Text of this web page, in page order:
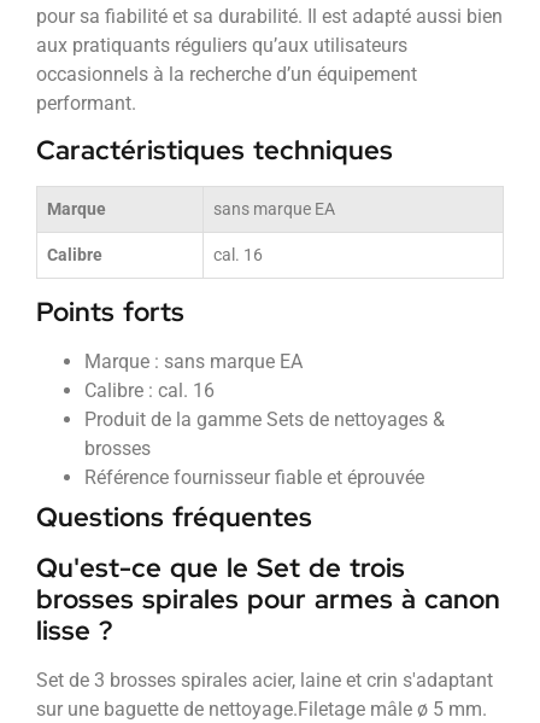
pour sa fiabilité et sa durabilité. Il est adapté aussi bien
aux pratiquants réguliers qu’aux utilisateurs
occasionnels à la recherche d’un équipement
performant.
Caractéristiques techniques
Marque sans marque EA
Calibre cal. 16
Points forts
Marque : sans marque EA
Calibre : cal. 16
Produit de la gamme Sets de nettoyages &
brosses
Référence fournisseur fiable et éprouvée
Questions fréquentes
Qu'est-ce que le Set de trois
brosses spirales pour armes à canon
lisse ?
Set de 3 brosses spirales acier, laine et crin s'adaptant
sur une baguette de nettoyage.Filetage mâle ø 5 mm.